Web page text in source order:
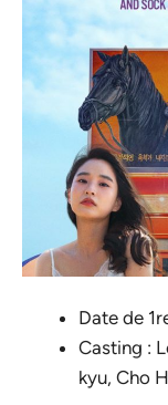
Date de
Casting :
kyu, Cho